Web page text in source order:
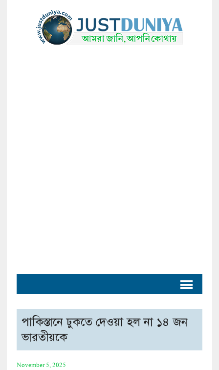
পাকিস্তানে ঢুকতে দেওয়া হল না ১৪ জন
ভারতীয়কে
November 5, 2025